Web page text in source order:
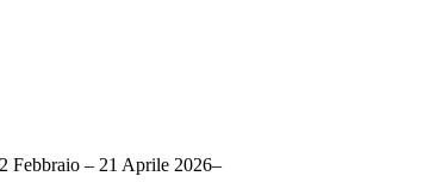
Febbraio – 21 Aprile 2026–